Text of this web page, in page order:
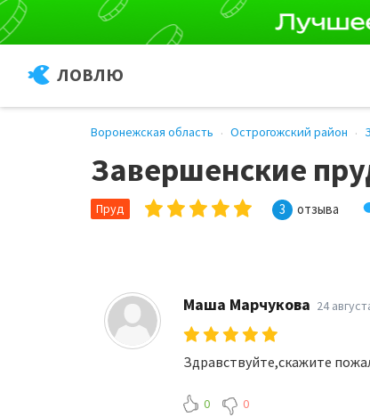
ЛОВЛЮ
Воронежская область Острогожский район
Завершенские
Пруд 3 отзыва
Маша Марчукова 24
Здравствуйте,скажите
0 0